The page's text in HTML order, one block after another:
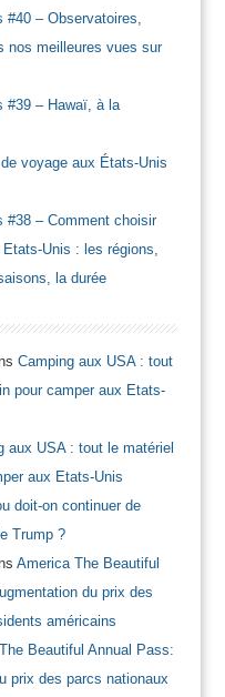
– Observatoires,
meilleures vues sur
#39 – Hawaï, à la
voyage aux États-Unis
#38 – Comment choisir
Unis : les régions,
la durée
Camping aux USA : tout
pour camper aux Etats-
aux USA : tout le matériel
aux Etats-Unis
doit-on continuer de
Trump ?
America The Beautiful
du prix des
américains
Beautiful Annual Pass:
prix des parcs nationaux